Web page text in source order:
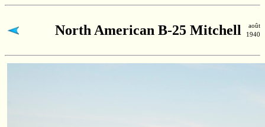
North American B-25 Mitchell
août
1940